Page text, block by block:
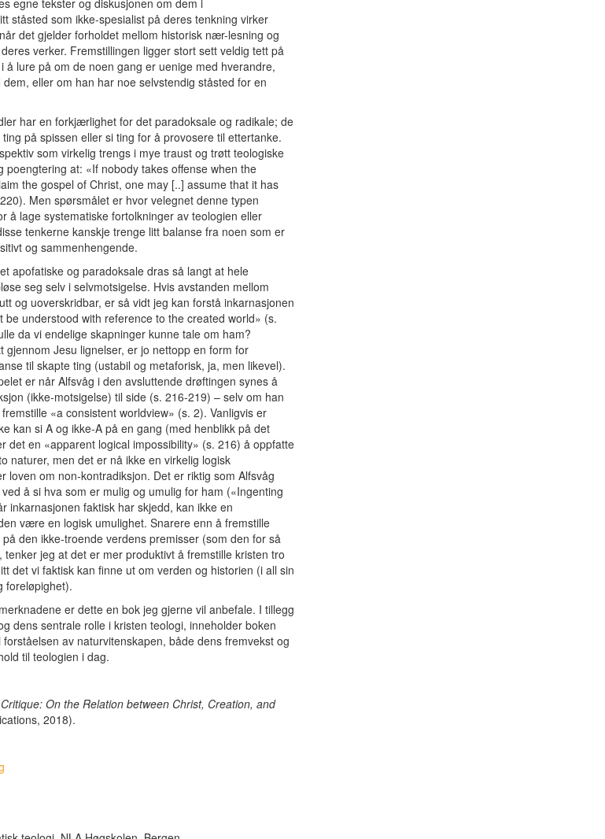
egne tekster og diskusjonen om dem i
ståsted som ikke-spesialist på deres tenkning virker
det gjelder forholdet mellom historisk nær-lesning og
verker. Fremstillingen ligger stort sett veldig tett på
å lure på om de noen gang er uenige med hverandre,
eller om han har noe selvstendig ståsted for en
har en forkjærlighet for det paradoksale og radikale; de
på spissen eller si ting for å provosere til ettertanke.
som virkelig trengs i mye traust og trøtt teologiske
poengtering at: «If nobody takes offense when the
the gospel of Christ, one may [..] assume that it has
Men spørsmålet er hvor velegnet denne typen
å lage systematiske fortolkninger av teologien eller
tenkerne kanskje trenge litt balanse fra noen som er
og sammenhengende.
apofatiske og paradoksale dras så langt at hele
seg selv i selvmotsigelse. Hvis avstanden mellom
og uoverskridbar, er så vidt jeg kan forstå inkarnasjonen
be understood with reference to the created world» (s.
da vi endelige skapninger kunne tale om ham?
gjennom Jesu lignelser, er jo nettopp en form for
til skapte ting (ustabil og metaforisk, ja, men likevel).
er når Alfsvåg i den avsluttende drøftingen synes å
(ikke-motsigelse) til side (s. 216-219) – selv om han
«a consistent worldview» (s. 2). Vanligvis er
kan si A og ikke-A på en gang (med henblikk på det
det en «apparent logical impossibility» (s. 216) å oppfatte
naturer, men det er nå ikke en virkelig logisk
loven om non-kontradiksjon. Det er riktig som Alfsvåg
å si hva som er mulig og umulig for ham («Ingenting
inkarnasjonen faktisk har skjedd, kan ikke en
være en logisk umulighet. Snarere enn å fremstille
den ikke-troende verdens premisser (som den for så
jeg at det er mer produktivt å fremstille kristen tro
det vi faktisk kan finne ut om verden og historien (i all sin
foreløpighet).
er dette en bok jeg gjerne vil anbefale. I tillegg
dens sentrale rolle i kristen teologi, inneholder boken
av naturvitenskapen, både dens fremvekst og
til teologien i dag.
On the Relation between Christ, Creation, and
2018).